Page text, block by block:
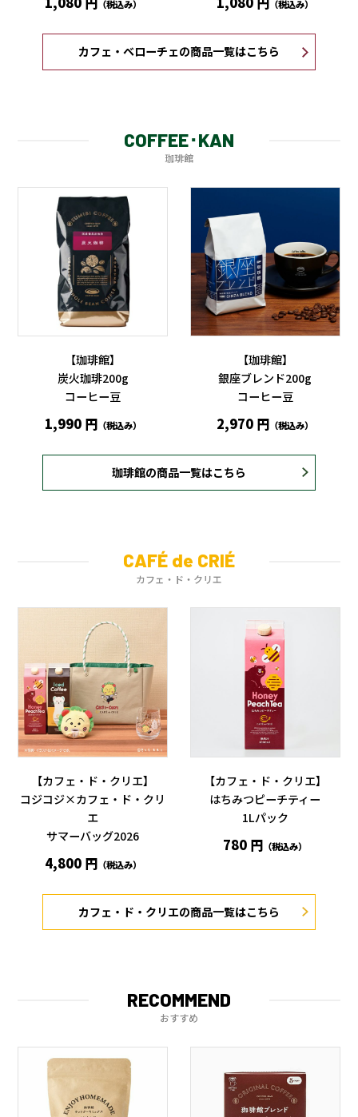
（税込み） （税込み）
カフェ・ベローチェの商品一覧はこちら
COFFEE･KAN
珈琲館
【珈琲館】
炭火珈琲200g
コーヒー豆
1,990 円 （税込み）
【珈琲館】
銀座ブレンド200g
コーヒー豆
2,970 円 （税込み）
珈琲館の商品一覧はこちら
CAFÉ de CRIÉ
カフェ・ド・クリエ
【カフェ・ド・クリエ】
コジコジ×カフェ・ド・クリ
エ
サマーバッグ2026
4,800 円 （税込み）
【カフェ・ド・クリエ】
はちみつピーチティー
1Lパック
780 円 （税込み）
カフェ・ド・クリエの商品一覧はこちら
RECOMMEND
おすすめ